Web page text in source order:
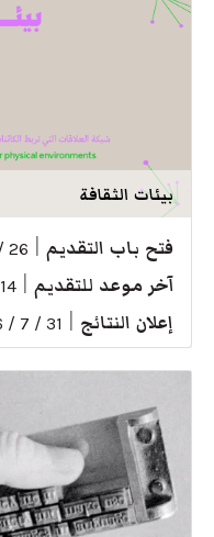
بيئات الثقافة
فتح باب التقديم 26 / 1 / 2026
آخر موعد للتقديم 14 / 4 / 2026
إعلان النتائج 31 / 7 / 2026